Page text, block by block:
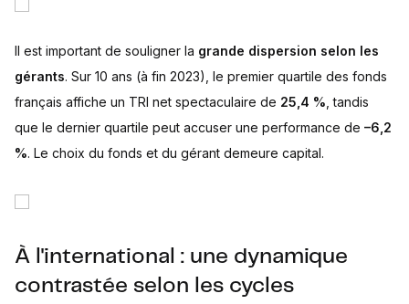
Il est important de souligner la grande dispersion selon les
gérants. Sur 10 ans (à fin 2023), le premier quartile des fonds
français affiche un TRI net spectaculaire de 25,4 % , tandis
que le dernier quartile peut accuser une performance de –6,2
%. Le choix du fonds et du gérant demeure capital.
À l'international : une dynamique
contrastée selon les cycles